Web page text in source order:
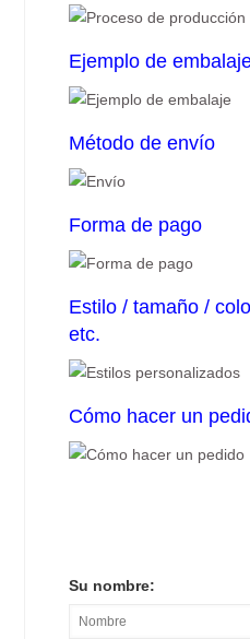
Ejemplo de
Método de envío
Forma de pago
Estilo / tamaño /
etc.
Cómo hacer un
Su nombre: